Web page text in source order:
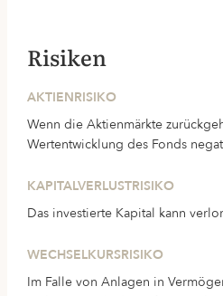
Risiken
AKTIENRISIKO
Wenn die Aktienmärkte
Wertentwicklung des Fonds
KAPITALVERLUSTRISIKO
Das investierte Kapital kann
WECHSELKURSRISIKO
Im Falle von Anlagen in